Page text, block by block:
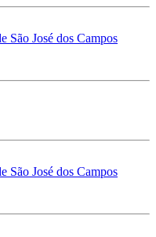
São José dos Campos
São José dos Campos